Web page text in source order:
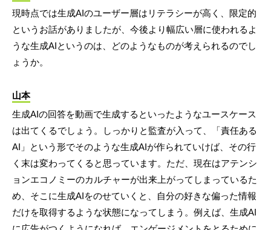
現時点では生成AIのユーザー層はリテラシーが高く、限定的
というお話がありましたが、今後より幅広い層に使われるよ
うな生成AIというのは、どのようなものが考えられるのでし
ょうか。
山本
生成AIの回答を動画で生成するといったようなユースケース
は出てくるでしょう。しっかりと監査が入って、「責任ある
AI」という形でそのような生成AIが作られていけば、その行
く末は変わってくると思っています。ただ、現在はアテンシ
ョンエコノミーのカルチャーが出来上がってしまっているた
め、そこに生成AIをのせていくと、自分の好きな偏った情報
だけを取得するような状態になってしまう。例えば、生成AI